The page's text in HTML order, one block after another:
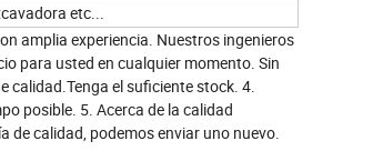
etc...
amplia experiencia. Nuestros ingenieros
para usted en cualquier momento. Sin
calidad.Tenga el suficiente stock. 4.
posible. 5. Acerca de la calidad
de calidad, podemos enviar uno nuevo.